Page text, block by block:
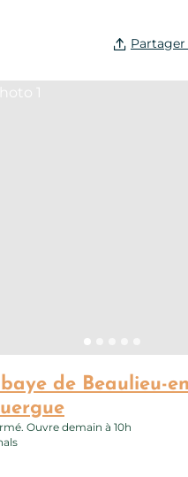
de Beaulieu-
Ouvre demain à 10h
1